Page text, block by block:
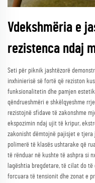
Vdekshmëria e
rezistenca ndaj
Seti për piknik jashtëzorë
inxhinierisë së fortë që reziston
funksionalitetin dhe pamjen
qëndrueshmëri e shkëlqyeshme
rezistojnë sfidave të zakonshme
ekspozimin ndaj ujit të kripur,
zakonisht dëmtojnë pajisjet e tjera
polimerë të klasës ushtarake që
të rënduar në kushte të ashpra si
lagështia bregdetare, të cilat do
forcuara të tensionit dhe zonat e